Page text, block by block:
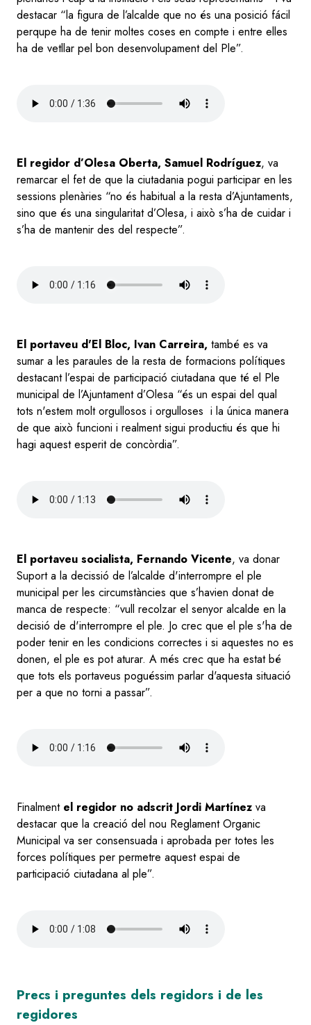
destacar “la figura de l’alcalde que no és una posició fácil
perqupe ha de tenir moltes coses en compte i entre elles
ha de vetllar pel bon desenvolupament del Ple”.
El regidor d’Olesa Oberta, Samuel Rodríguez, va
remarcar el fet de que la ciutadania pogui participar en les
sessions plenàries “no és habitual a la resta d’Ajuntaments,
sino que és una singularitat d’Olesa, i això s’ha de cuidar i
s’ha de mantenir des del respecte”.
El portaveu d'El Bloc, Ivan Carreira, també es va
sumar a les paraules de la resta de formacions polítiques
destacant l’espai de participació ciutadana que té el Ple
municipal de l’Ajuntament d’Olesa “és un espai del qual
tots n'estem molt orgullosos i orgulloses i la única manera
de que això funcioni i realment sigui productiu és que hi
hagi aquest esperit de concòrdia”.
El portaveu socialista, Fernando Vicente, va donar
Suport a la decissió de l’alcalde d'interrompre el ple
municipal per les circumstàncies que s’havien donat de
manca de respecte: “vull recolzar el senyor alcalde en la
decisió de d'interrompre el ple. Jo crec que el ple s'ha de
poder tenir en les condicions correctes i si aquestes no es
donen, el ple es pot aturar. A més crec que ha estat bé
que tots els portaveus poguéssim parlar d'aquesta situació
per a que no torni a passar”.
Finalment el regidor no adscrit Jordi Martínez va
destacar que la creació del nou Reglament Organic
Municipal va ser consensuada i aprobada per totes les
forces polítiques per permetre aquest espai de
participació ciutadana al ple”.
Precs i preguntes dels regidors i de les
regidores